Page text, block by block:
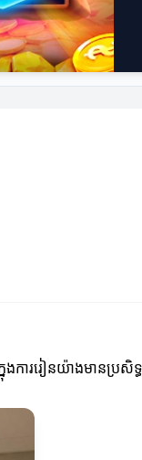
ការរៀនយ៉ាងមានប្រសិទ្